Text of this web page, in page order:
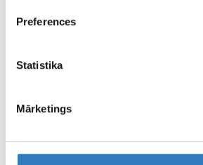
apvienot ar citu informāciju, ko
Preferences
Statistika
Mārketings
LAPAS
NOTEIKUMI
REKVIZĪTI UN